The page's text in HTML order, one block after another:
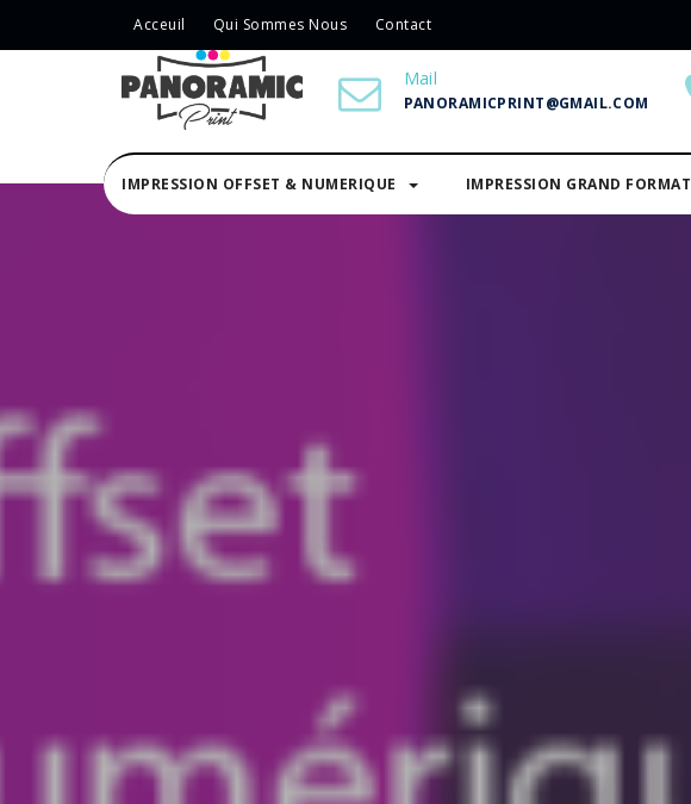
Acceuil Qui Sommes Nous Contact
Mail
PANORAMICPRINT@GMAIL.COM
IMPRESSION OFFSET & NUMERIQUE IMPRESSION GRAND FORMAT